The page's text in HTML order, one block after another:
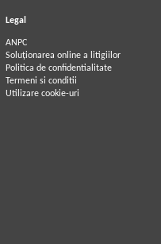
Legal
ANPC
Soluționarea online a litigiilor
Politica de confidentialitate
Termeni si conditii
Utilizare cookie-uri